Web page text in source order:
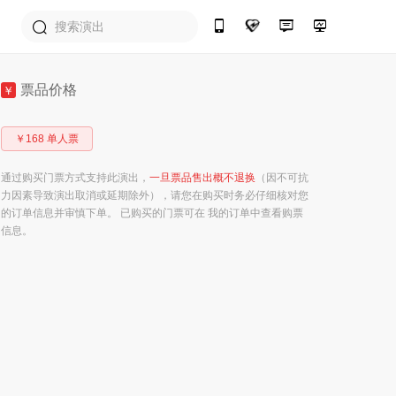
￥ 票品价格
￥168 单人票
通过购买门票方式支持此演出， 一旦票品售出概不退换 （因不可抗
力因素导致演出取消或延期除外），请您在购买时务必仔细核对您
的订单信息并审慎下单。 已购买的门票可在 我的订单中查看购票
信息。